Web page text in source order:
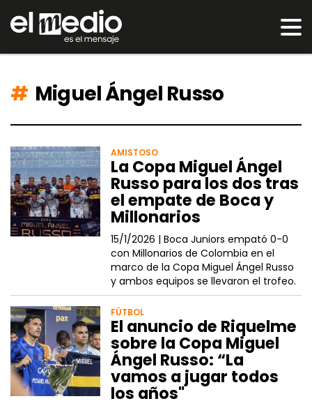
Miguel Ángel Russo
AMISTOSO
La Copa Miguel Ángel
Russo para los dos tras
el empate de Boca y
Millonarios
15/1/2026 |Boca Juniors empató 0-0
con Millonarios de Colombia en el
marco de la Copa Miguel Ángel Russo
y ambos equipos se llevaron el trofeo.
FÚTBOL
El anuncio de Riquelme
sobre la Copa Miguel
Ángel Russo: “La
vamos a jugar todos
los años"